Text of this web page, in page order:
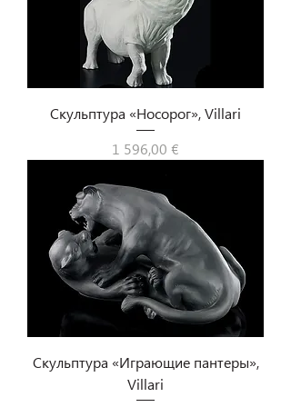
Скульптура «Носорог», Villari
Цена
1 596,00 €
Скульптура «Играющие пантеры»,
Villari